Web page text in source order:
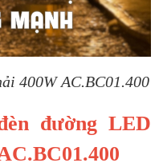
400W AC.BC01.400
đường LED